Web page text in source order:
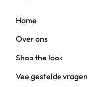
Home
Over ons
Shop the look
Veelgestelde vragen